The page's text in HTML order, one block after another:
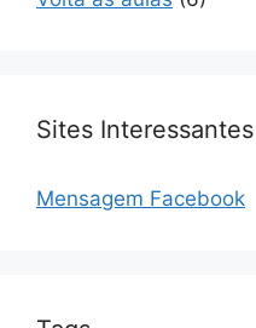
Sites Interessantes
Mensagem Facebook